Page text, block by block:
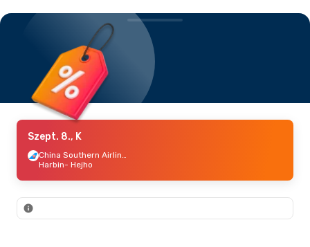
Szept. 8., K
China Southern Airlines
Harbin- Hejho